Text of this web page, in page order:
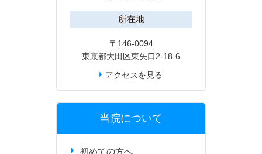
所在地
〒146-0094
東京都大田区東矢口2-18-6
アクセスを見る
当院について
初めての方へ